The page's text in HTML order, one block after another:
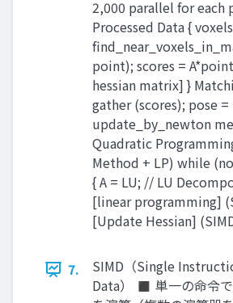
2,000 parallel for each
Processed Data {
point); scores =
hessian matrix] }
gather (scores); pose =
update_by_newton
Quadratic
Method + LP) while
{ A = LU; // LU
[linear programming]
[Update Hessian]
7.
SIMD（Single
Data） ◼ 単一の命令